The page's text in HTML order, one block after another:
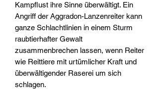
Kampflust ihre Sinne überwältigt. Ein
Angriff der Aggradon-Lanzenreiter kann
ganze Schlachtlinien in einem Sturm
raubtierhafter Gewalt
zusammenbrechen lassen, wenn Reiter
wie Reittiere mit urtümlicher Kraft und
überwältigender Raserei um sich
schlagen.